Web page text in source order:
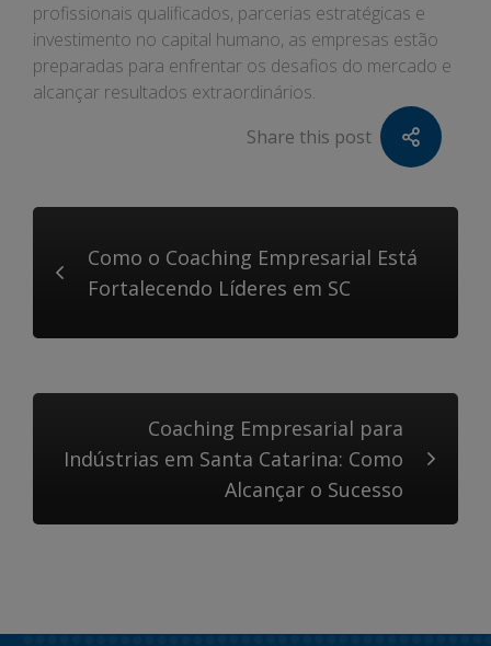
profissionais qualificados, parcerias estratégicas e
investimento no capital humano, as empresas estão
preparadas para enfrentar os desafios do mercado e
alcançar resultados extraordinários.
Share this post
Como o Coaching Empresarial Está
Fortalecendo Líderes em SC
Coaching Empresarial para
Indústrias em Santa Catarina: Como
Alcançar o Sucesso